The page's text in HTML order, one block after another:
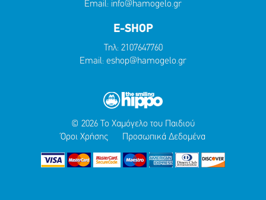
Email: info@hamogelo.gr
E-SHOP
Τηλ: 2107647760
Email: eshop@hamogelo.gr
© 2026 Το Χαμόγελο του Παιδιού
Όροι Χρήσης
Προσωπικά Δεδομένα